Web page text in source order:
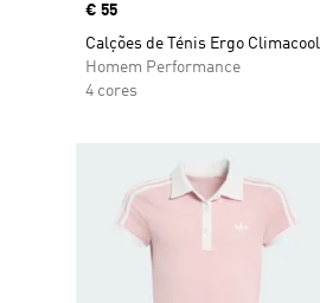
Price
€ 55
Calções de Ténis Ergo Climacool
Homem Performance
4 cores